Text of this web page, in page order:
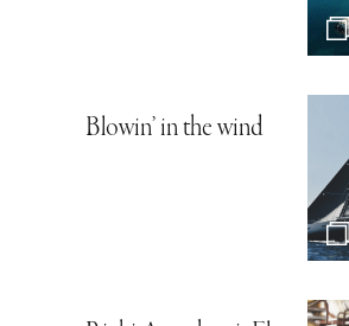
Blowin’ in the wind